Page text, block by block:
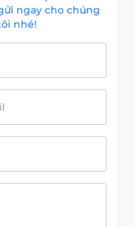
ngay cho chúng
nhé!